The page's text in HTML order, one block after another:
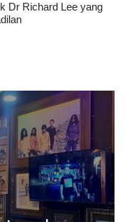
Dr Richard Lee yang